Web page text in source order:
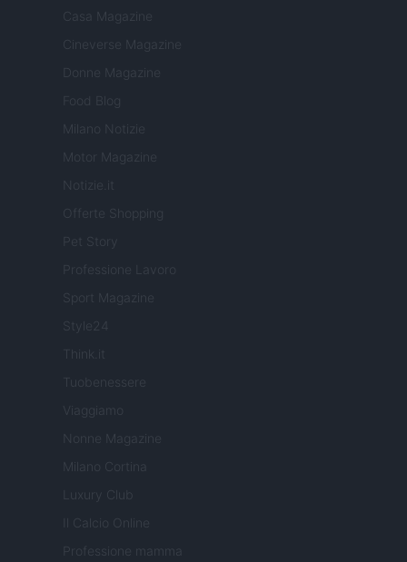
Casa Magazine
Cineverse Magazine
Donne Magazine
Food Blog
Milano Notizie
Motor Magazine
Notizie.it
Offerte Shopping
Professione Lavoro
Sport Magazine
Style24
Think.it
Tuobenessere
Viaggiamo
Nonne Magazine
Milano Cortina
Luxury Club
Il Calcio Online
Professione mamma